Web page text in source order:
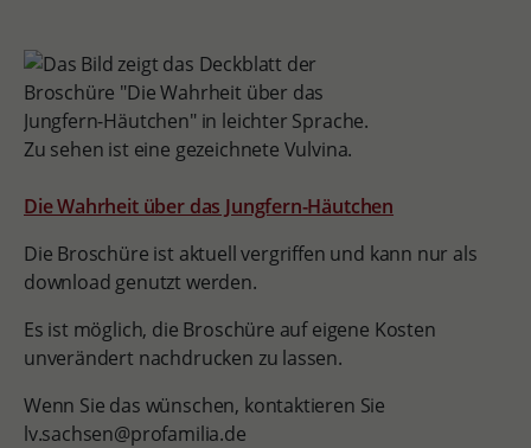
Die Wahrheit über das Jungfern-Häutchen
Die Broschüre ist aktuell vergriffen und kann nur als
download genutzt werden.
Es ist möglich, die Broschüre auf eigene Kosten
unverändert nachdrucken zu lassen.
Wenn Sie das wünschen, kontaktieren Sie
lv.sachsen@profamilia.de